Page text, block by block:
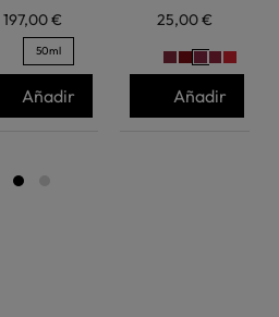
197,00 €
50ml
Añadir
25,00 €
Añadir